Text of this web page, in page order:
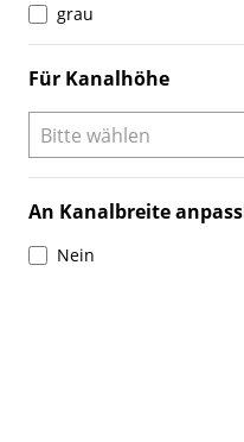
grau
Für Kanalhöhe
An Kanalbreite
Nein